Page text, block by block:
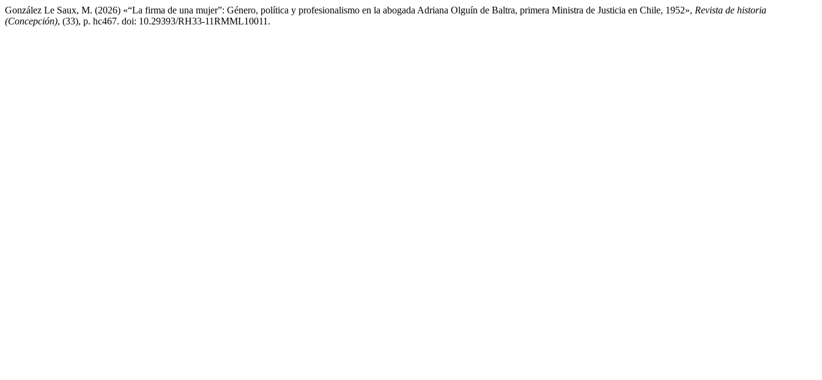
González Le Saux, M. (2026) «“La firma de una mujer”: Género, política y profesionalismo en la abogada Adriana Olguín de Baltra, primera Ministra de Justicia en Chile, 1952», Revista de historia
(Concepción), (33), p. hc467. doi: 10.29393/RH33-11RMML10011.